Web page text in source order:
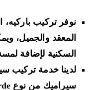
نوفر تركيب باركيه،
المعقد والجميل،
السكنية لإضافة لمسة
لدينا خدمة تركيب